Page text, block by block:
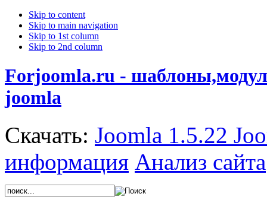
Skip to content
Skip to main navigation
Skip to 1st column
Skip to 2nd column
Forjoomla.ru -
joomla
Скачать: Joomla 1.5.22
информация Анализ сайта